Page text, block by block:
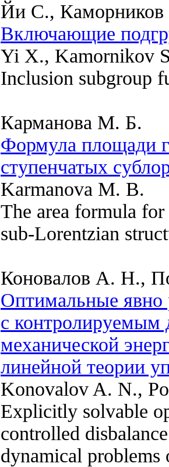
Йи С.,
Включающие
Yi X., Kamornikov
Inclusion subgroup
Карманова М. Б.
Формула площади
ступенчатых
Karmanova M. B.
The area formula
sub-Lorentzian
Коновалов А. Н.,
Оптимальные явно
с контролируемым
механической
линейной теории
Konovalov A. N.,
Explicitly solvable
controlled
dynamical